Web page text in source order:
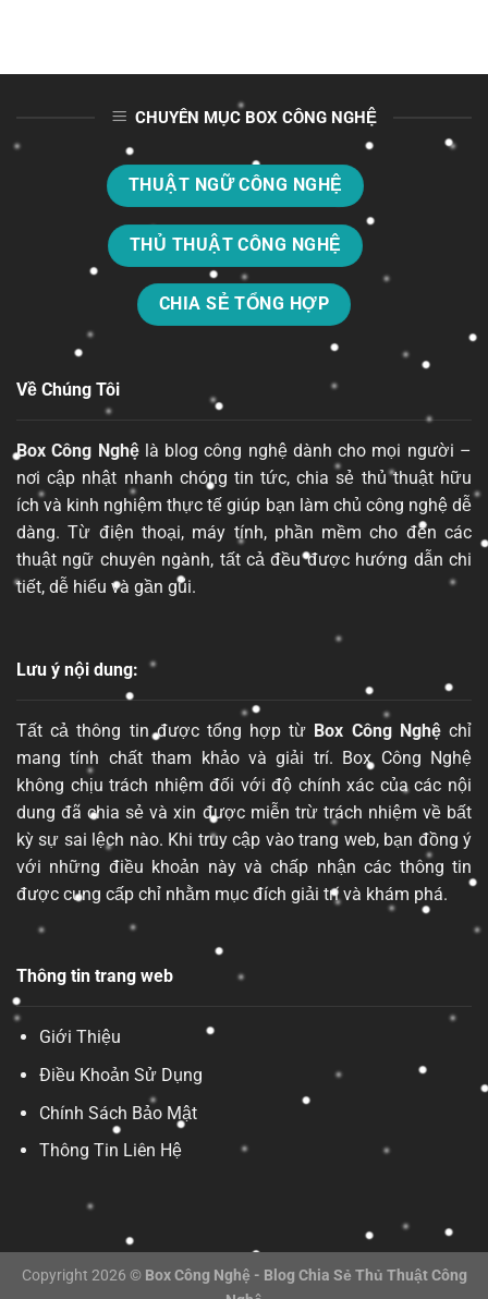
CHUYÊN MỤC BOX CÔNG NGHỆ
THUẬT NGỮ CÔNG NGHỆ
THỦ THUẬT CÔNG NGHỆ
CHIA SẺ TỔNG HỢP
Về Chúng Tôi
Box Công Nghệlà blog công nghệ dành cho mọi người –
nơi cập nhật nhanh chóng tin tức, chia sẻ thủ thuật hữu
ích và kinh nghiệm thực tế giúp bạn làm chủ công nghệ dễ
dàng. Từ điện thoại, máy tính, phần mềm cho đến các
thuật ngữ chuyên ngành, tất cả đều được hướng dẫn chi
tiết, dễ hiểu và gần gũi.
Lưu ý nội dung:
Tất cả thông tin được tổng hợp từ Box Công Nghệchỉ
mang tính chất tham khảo và giải trí. Box Công Nghệ
không chịu trách nhiệm đối với độ chính xác của các nội
dung đã chia sẻ và xin được miễn trừ trách nhiệm về bất
kỳ sự sai lệch nào. Khi truy cập vào trang web, bạn đồng ý
với những điều khoản này và chấp nhận các thông tin
được cung cấp chỉ nhằm mục đích giải trí và khám phá.
Thông tin trang web
Giới Thiệu
Điều Khoản Sử Dụng
Chính Sách Bảo Mật
Thông Tin Liên Hệ
Copyright 2026 © Box Công Nghệ - Blog Chia Sẻ Thủ Thuật Công